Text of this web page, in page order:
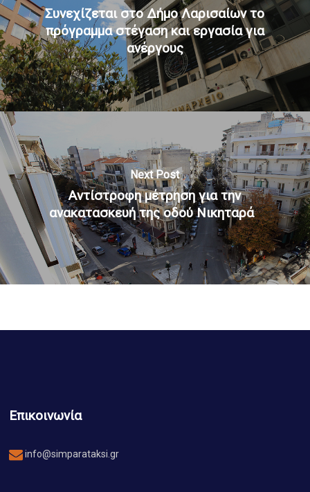
Συνεχίζεται στο Δήμο Λαρισαίων το
πρόγραμμα στέγαση και εργασία για
ανέργους
Next Post
Αντίστροφη μέτρηση για την
ανακατασκευή της οδού Νικηταρά
Επικοινωνία
info@simparataksi.gr